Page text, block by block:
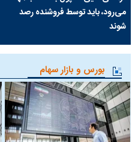
می‌رود، باید توسط فروشنده رصد
شوند
بورس و بازار سهام